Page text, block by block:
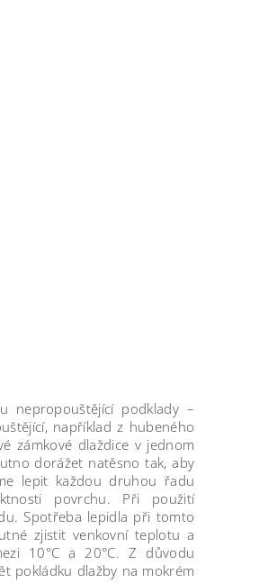
nepropouštějící podklady –
například z hubeného
zámkové dlaždice v jednom
dorážet natěsno tak, aby
lepit každou druhou řadu
povrchu. Při použití
Spotřeba lepidla při tomto
zjistit venkovní teplotu a
10°C a 20°C. Z důvodu
pokládku dlažby na mokrém